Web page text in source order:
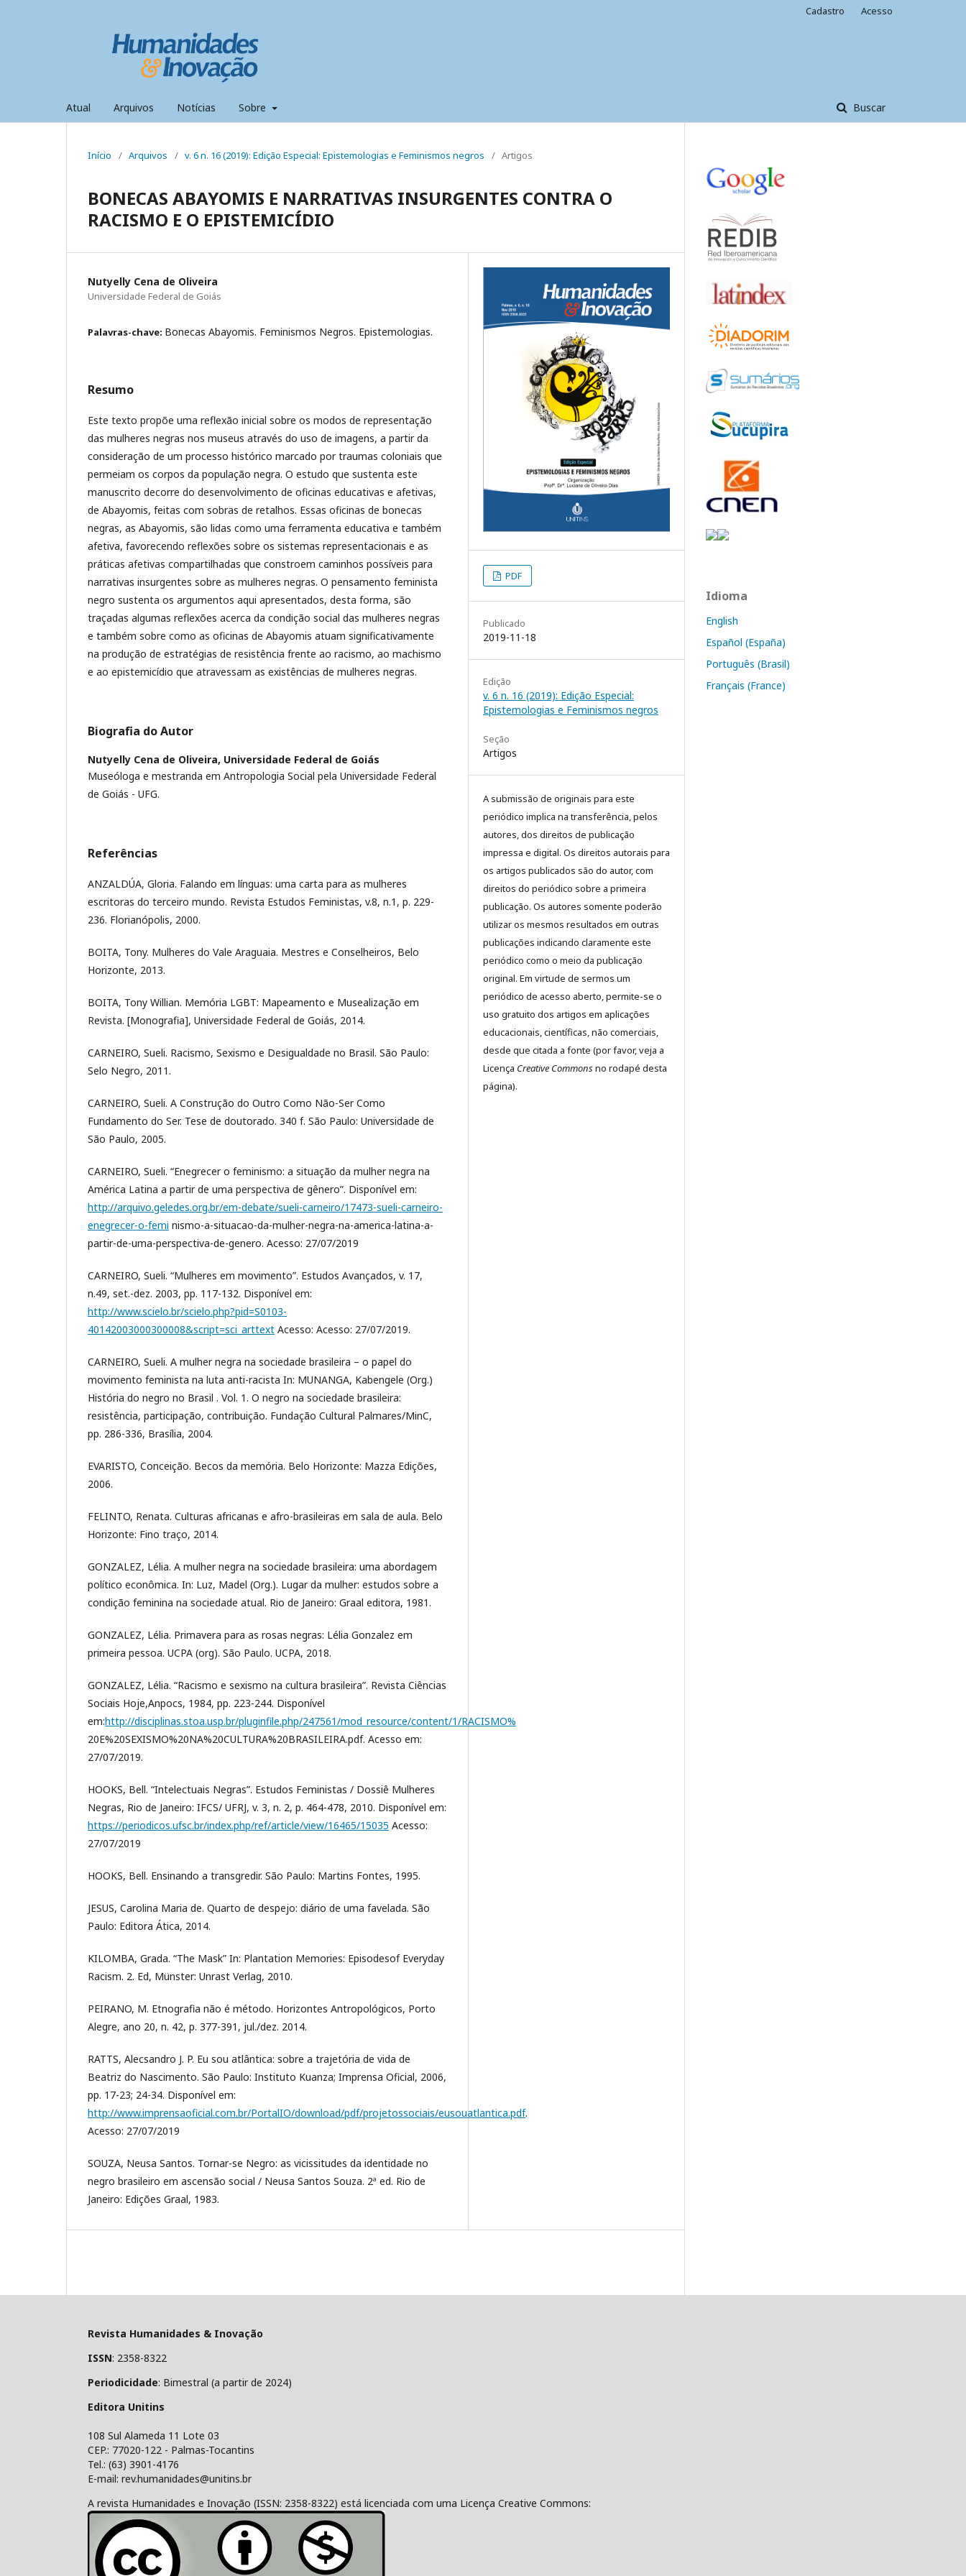
Atual Arquivos Notícias Sobre Buscar
Cadastro Acesso
Início / Arquivos / v. 6 n. 16 (2019): Edição Especial: Epistemologias e Feminismos negros / Artigos
BONECAS ABAYOMIS E NARRATIVAS INSURGENTES CONTRA O
RACISMO E O EPISTEMICÍDIO
Nutyelly Cena de Oliveira
Universidade Federal de Goiás
Palavras-chave: Bonecas Abayomis. Feminismos Negros. Epistemologias.
Resumo
Este texto propõe uma reflexão inicial sobre os modos de representação
das mulheres negras nos museus através do uso de imagens, a partir da
consideração de um processo histórico marcado por traumas coloniais que
permeiam os corpos da população negra. O estudo que sustenta este
manuscrito decorre do desenvolvimento de oficinas educativas e afetivas,
de Abayomis, feitas com sobras de retalhos. Essas oficinas de bonecas
negras, as Abayomis, são lidas como uma ferramenta educativa e também
afetiva, favorecendo reflexões sobre os sistemas representacionais e as
práticas afetivas compartilhadas que constroem caminhos possíveis para
narrativas insurgentes sobre as mulheres negras. O pensamento feminista
negro sustenta os argumentos aqui apresentados, desta forma, são
traçadas algumas reflexões acerca da condição social das mulheres negras
e também sobre como as oficinas de Abayomis atuam significativamente
na produção de estratégias de resistência frente ao racismo, ao machismo
e ao epistemicídio que atravessam as existências de mulheres negras.
Biografia do Autor
Nutyelly Cena de Oliveira, Universidade Federal de Goiás
Museóloga e mestranda em Antropologia Social pela Universidade Federal
de Goiás - UFG.
Referências
ANZALDÚA, Gloria. Falando em línguas: uma carta para as mulheres
escritoras do terceiro mundo. Revista Estudos Feministas, v.8, n.1, p. 229-
236. Florianópolis, 2000.
BOITA, Tony. Mulheres do Vale Araguaia. Mestres e Conselheiros, Belo
Horizonte, 2013.
BOITA, Tony Willian. Memória LGBT: Mapeamento e Musealização em
Revista. [Monografia], Universidade Federal de Goiás, 2014.
CARNEIRO, Sueli. Racismo, Sexismo e Desigualdade no Brasil. São Paulo:
Selo Negro, 2011.
CARNEIRO, Sueli. A Construção do Outro Como Não-Ser Como
Fundamento do Ser. Tese de doutorado. 340 f. São Paulo: Universidade de
São Paulo, 2005.
CARNEIRO, Sueli. “Enegrecer o feminismo: a situação da mulher negra na
América Latina a partir de uma perspectiva de gênero”. Disponível em:
http://arquivo.geledes.org.br/em-debate/sueli-carneiro/17473-sueli-carneiro-
enegrecer-o-femi nismo-a-situacao-da-mulher-negra-na-america-latina-a-
partir-de-uma-perspectiva-de-genero. Acesso: 27/07/2019
CARNEIRO, Sueli. “Mulheres em movimento”. Estudos Avançados, v. 17,
n.49, set.-dez. 2003, pp. 117-132. Disponível em:
http://www.scielo.br/scielo.php?pid=S0103-
40142003000300008&script=sci_arttext Acesso: Acesso: 27/07/2019.
CARNEIRO, Sueli. A mulher negra na sociedade brasileira – o papel do
movimento feminista na luta anti-racista In: MUNANGA, Kabengele (Org.)
História do negro no Brasil . Vol. 1. O negro na sociedade brasileira:
resistência, participação, contribuição. Fundação Cultural Palmares/MinC,
pp. 286-336, Brasília, 2004.
EVARISTO, Conceição. Becos da memória. Belo Horizonte: Mazza Edições,
2006.
FELINTO, Renata. Culturas africanas e afro-brasileiras em sala de aula. Belo
Horizonte: Fino traço, 2014.
GONZALEZ, Lélia. A mulher negra na sociedade brasileira: uma abordagem
político econômica. In: Luz, Madel (Org.). Lugar da mulher: estudos sobre a
condição feminina na sociedade atual. Rio de Janeiro: Graal editora, 1981.
GONZALEZ, Lélia. Primavera para as rosas negras: Lélia Gonzalez em
primeira pessoa. UCPA (org). São Paulo. UCPA, 2018.
GONZALEZ, Lélia. “Racismo e sexismo na cultura brasileira”. Revista Ciências
Sociais Hoje,Anpocs, 1984, pp. 223-244. Disponível
em:http://disciplinas.stoa.usp.br/pluginfile.php/247561/mod_resource/content/1/RACISMO%
20E%20SEXISMO%20NA%20CULTURA%20BRASILEIRA.pdf. Acesso em:
27/07/2019.
HOOKS, Bell. “Intelectuais Negras”. Estudos Feministas / Dossiê Mulheres
Negras, Rio de Janeiro: IFCS/ UFRJ, v. 3, n. 2, p. 464-478, 2010. Disponível em:
https://periodicos.ufsc.br/index.php/ref/article/view/16465/15035 Acesso:
27/07/2019
HOOKS, Bell. Ensinando a transgredir. São Paulo: Martins Fontes, 1995.
JESUS, Carolina Maria de. Quarto de despejo: diário de uma favelada. São
Paulo: Editora Ática, 2014.
KILOMBA, Grada. “The Mask” In: Plantation Memories: Episodesof Everyday
Racism. 2. Ed, Münster: Unrast Verlag, 2010.
PEIRANO, M. Etnografia não é método. Horizontes Antropológicos, Porto
Alegre, ano 20, n. 42, p. 377-391, jul./dez. 2014.
RATTS, Alecsandro J. P. Eu sou atlântica: sobre a trajetória de vida de
Beatriz do Nascimento. São Paulo: Instituto Kuanza; Imprensa Oficial, 2006,
pp. 17-23; 24-34. Disponível em:
http://www.imprensaoficial.com.br/PortalIO/download/pdf/projetossociais/eusouatlantica.pdf.
Acesso: 27/07/2019
SOUZA, Neusa Santos. Tornar-se Negro: as vicissitudes da identidade no
negro brasileiro em ascensão social / Neusa Santos Souza. 2ª ed. Rio de
Janeiro: Edições Graal, 1983.
PDF
Publicado
2019-11-18
Edição
v. 6 n. 16 (2019): Edição Especial:
Epistemologias e Feminismos negros
Seção
Artigos
A submissão de originais para este
periódico implica na transferência, pelos
autores, dos direitos de publicação
impressa e digital. Os direitos autorais para
os artigos publicados são do autor, com
direitos do periódico sobre a primeira
publicação. Os autores somente poderão
utilizar os mesmos resultados em outras
publicações indicando claramente este
periódico como o meio da publicação
original. Em virtude de sermos um
periódico de acesso aberto, permite-se o
uso gratuito dos artigos em aplicações
educacionais, científicas, não comerciais,
desde que citada a fonte (por favor, veja a
Licença Creative Commonsno rodapé desta
página).
Idioma
English
Español (España)
Português (Brasil)
Français (France)
Revista Humanidades & Inovação
ISSN: 2358-8322
Periodicidade: Bimestral (a partir de 2024)
Editora Unitins
108 Sul Alameda 11 Lote 03
CEP.: 77020-122 - Palmas-Tocantins
Tel.: (63) 3901-4176
E-mail: rev.humanidades@unitins.br
A revista Humanidades e Inovação (ISSN: 2358-8322) está licenciada com uma Licença Creative Commons: